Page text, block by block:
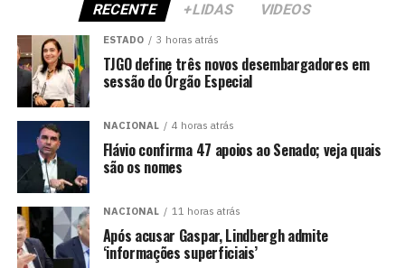
RECENTE +LIDAS VIDEOS
ESTADO 3 horas atrás
TJGO define três novos desembargadores em
sessão do Órgão Especial
NACIONAL 4 horas atrás
Flávio confirma 47 apoios ao Senado; veja quais
são os nomes
NACIONAL 11 horas atrás
Após acusar Gaspar, Lindbergh admite
‘informações superficiais’